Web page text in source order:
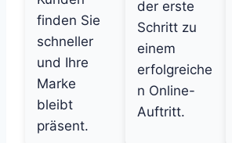
finden Sie
schneller
und Ihre
Marke
bleibt
präsent.
der erste
Schritt zu
einem
erfolgreiche
n Online-
Auftritt.